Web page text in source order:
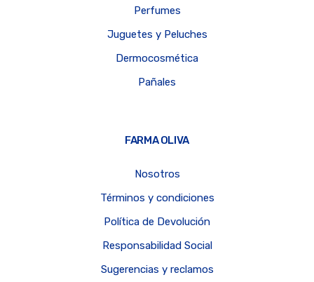
Perfumes
Juguetes y Peluches
Dermocosmética
Pañales
FARMA OLIVA
Nosotros
Términos y condiciones
Política de Devolución
Responsabilidad Social
Sugerencias y reclamos